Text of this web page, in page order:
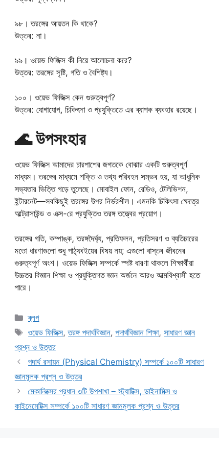
৯৮। তরঙ্গের আয়তন কি থাকে?
উত্তর: না।
৯৯। ওয়েভ ফিজিক্স কী নিয়ে আলোচনা করে?
উত্তর: তরঙ্গের সৃষ্টি, গতি ও বৈশিষ্ট্য।
১০০। ওয়েভ ফিজিক্স কেন গুরুত্বপূর্ণ?
উত্তর: যোগাযোগ, চিকিৎসা ও প্রযুক্তিতে এর ব্যাপক ব্যবহার রয়েছে।
🌊 উপসংহার
ওয়েভ ফিজিক্স আমাদের চারপাশের জগতকে বোঝার একটি গুরুত্বপূর্ণ
মাধ্যম। তরঙ্গের মাধ্যমে শক্তি ও তথ্য পরিবহন সম্ভব হয়, যা আধুনিক
সভ্যতার ভিত্তি গড়ে তুলেছে। মোবাইল ফোন, রেডিও, টেলিভিশন,
ইন্টারনেট—সবকিছুই তরঙ্গের উপর নির্ভরশীল। এমনকি চিকিৎসা ক্ষেত্রে
আল্ট্রাসাউন্ড ও এক্স-রে প্রযুক্তিও তরঙ্গ তত্ত্বের প্রয়োগ।
তরঙ্গের গতি, কম্পাঙ্ক, তরঙ্গদৈর্ঘ্য, প্রতিফলন, প্রতিসরণ ও ব্যতিচারের
মতো ধারণাগুলো শুধু পাঠ্যবইয়ের বিষয় নয়; এগুলো বাস্তব জীবনের
গুরুত্বপূর্ণ অংশ। ওয়েভ ফিজিক্স সম্পর্কে স্পষ্ট ধারণা থাকলে শিক্ষার্থীরা
উচ্চতর বিজ্ঞান শিক্ষা ও প্রযুক্তিগত জ্ঞান অর্জনে আরও আত্মবিশ্বাসী হতে
পারে।
Categories
ব্লগ
Tags
ওয়েভ ফিজিক্স,তরঙ্গ পদার্থবিজ্ঞান,পদার্থবিজ্ঞান শিক্ষা,সাধারণ জ্ঞান
প্রশ্ন ও উত্তর
পদার্থ রসায়ন (Physical Chemistry) সম্পর্কে ১০০টি সাধারণ
জ্ঞানমূলক প্রশ্ন ও উত্তর
মেকানিক্সের প্রধান ৩টি উপশাখা – স্ট্যাটিক্স, ডাইনামিক্স ও
কাইনেমেটিক্স সম্পর্কে ১০০টি সাধারণ জ্ঞানমূলক প্রশ্ন ও উত্তর